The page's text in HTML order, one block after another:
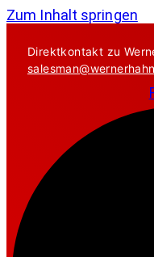
Zum Inhalt springen
Direktkontakt zu